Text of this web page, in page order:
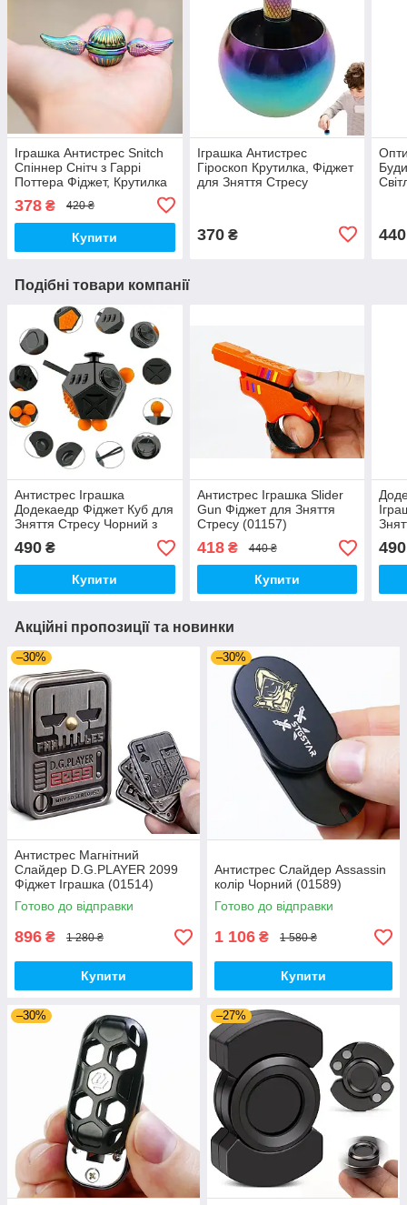
Іграшка Антистрес Snitch
Спіннер Снітч з Гаррі
Поттера Фіджет, Крутилка
378 ₴ 420 ₴
Купити
Іграшка Антистрес
Гіроскоп Крутилка, Фіджет
для Зняття Стресу
370₴ 440
Подібні товари компанії
Антистрес Іграшка
Додекаедр Фіджет Куб для
Зняття Стресу Чорний з
помаранчевими кнопками
(00643)
490 ₴
Купити
Антистрес Іграшка Slider
Gun Фіджет для Зняття
Стресу (01157)
418₴ 440 ₴
Купити
490
Акційні пропозиції та новинки
–30%
Антистрес Магнітний
Слайдер D.G.PLAYER 2099
Фіджет Іграшка (01514)
Готово до відправки
896 ₴ 1 280 ₴
Купити
–30%
Антистрес Слайдер Assassin
колір Чорний (01589)
Готово до відправки
1 106 ₴ 1 580 ₴
Купити
–30% –27%